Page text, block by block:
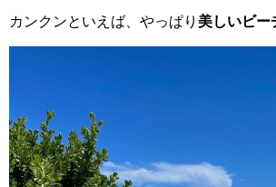
カンクンといえば、やっぱり 美しいビー